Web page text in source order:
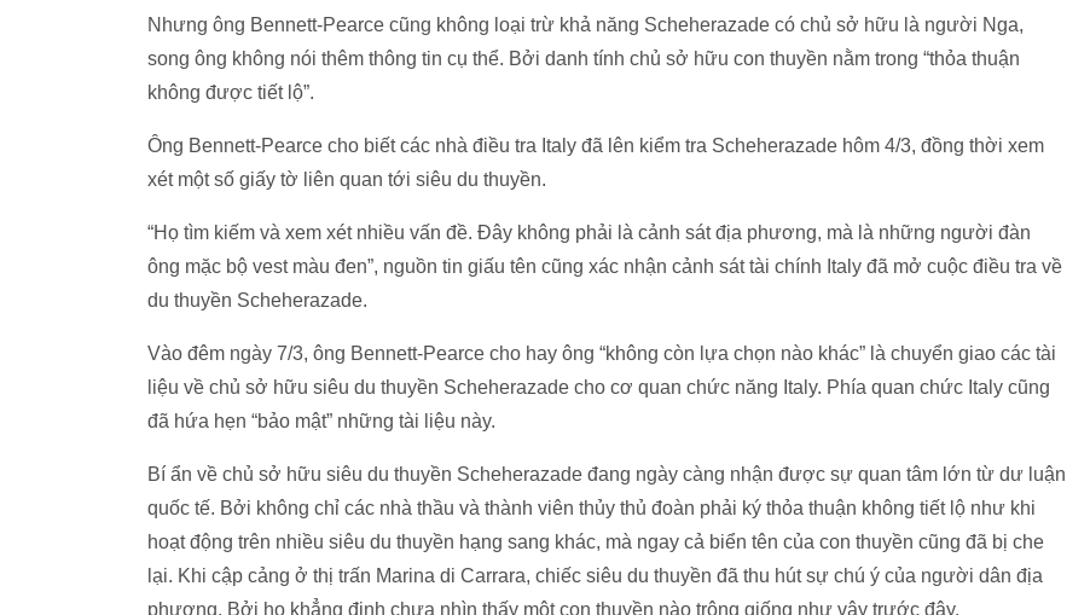
Nhưng ông Bennett-Pearce cũng không loại trừ khả năng Scheherazade có chủ sở hữu là người Nga,
song ông không nói thêm thông tin cụ thể. Bởi danh tính chủ sở hữu con thuyền nằm trong “thỏa thuận
không được tiết lộ”.
Ông Bennett-Pearce cho biết các nhà điều tra Italy đã lên kiểm tra Scheherazade hôm 4/3, đồng thời xem
xét một số giấy tờ liên quan tới siêu du thuyền.
“Họ tìm kiếm và xem xét nhiều vấn đề. Đây không phải là cảnh sát địa phương, mà là những người đàn
ông mặc bộ vest màu đen”, nguồn tin giấu tên cũng xác nhận cảnh sát tài chính Italy đã mở cuộc điều tra về
du thuyền Scheherazade.
Vào đêm ngày 7/3, ông Bennett-Pearce cho hay ông “không còn lựa chọn nào khác” là chuyển giao các tài
liệu về chủ sở hữu siêu du thuyền Scheherazade cho cơ quan chức năng Italy. Phía quan chức Italy cũng
đã hứa hẹn “bảo mật” những tài liệu này.
Bí ẩn về chủ sở hữu siêu du thuyền Scheherazade đang ngày càng nhận được sự quan tâm lớn từ dư luận
quốc tế. Bởi không chỉ các nhà thầu và thành viên thủy thủ đoàn phải ký thỏa thuận không tiết lộ như khi
hoạt động trên nhiều siêu du thuyền hạng sang khác, mà ngay cả biển tên của con thuyền cũng đã bị che
lại. Khi cập cảng ở thị trấn Marina di Carrara, chiếc siêu du thuyền đã thu hút sự chú ý của người dân địa
phương. Bởi họ khẳng định chưa nhìn thấy một con thuyền nào trông giống như vậy trước đây.